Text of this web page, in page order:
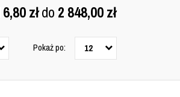
6,80złdo 2 848,00zł
Pokaż po: 12